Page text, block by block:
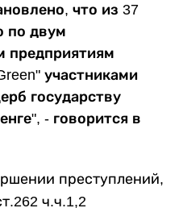
что из 37
по двум
предприятиям
участниками
государству
- говорится в
преступлений,
ч.ч.1,2